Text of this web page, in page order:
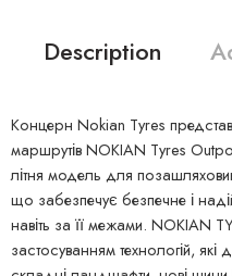
Description
Концерн Nokian Tyres
маршрутів NOKIAN Tyres
літня модель для
що забезпечує безпечне і
навіть за її межами. NOKIAN
застосуванням технологій, які